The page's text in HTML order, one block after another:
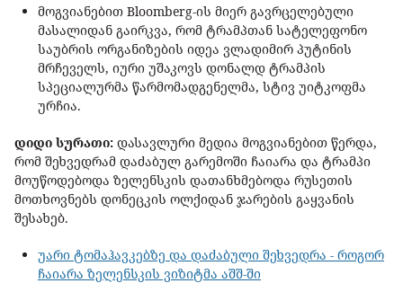
მოგვიანებით Bloomberg-ის მიერ გავრცელებული
მასალიდან გაირკვა, რომ ტრამპთან სატელეფონო
საუბრის ორგანიზების იდეა ვლადიმირ პუტინის
მრჩეველს, იური უშაკოვს დონალდ ტრამპის
სპეციალურმა წარმომადგენელმა, სტივ უიტკოფმა
ურჩია.
დიდი სურათი: დასავლური მედია მოგვიანებით წერდა,
რომ შეხვედრამ დაძაბულ გარემოში ჩაიარა და ტრამპი
მოუწოდებოდა ზელენსკის დათანხმებოდა რუსეთის
მოთხოვნებს დონეცკის ოლქიდან ჯარების გაყვანის
შესახებ.
უარი ტომაჰავკებზე და დაძაბული შეხვედრა - როგორ
ჩაიარა ზელენსკის ვიზიტმა აშშ-ში